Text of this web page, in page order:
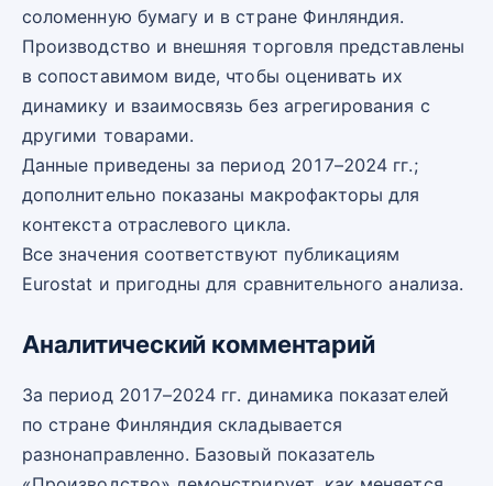
соломенную бумагу и в стране Финляндия.
Производство и внешняя торговля представлены
в сопоставимом виде, чтобы оценивать их
динамику и взаимосвязь без агрегирования с
другими товарами.
Данные приведены за период 2017–2024 гг.;
дополнительно показаны макрофакторы для
контекста отраслевого цикла.
Все значения соответствуют публикациям
Eurostat и пригодны для сравнительного анализа.
Аналитический комментарий
За период 2017–2024 гг. динамика показателей
по стране Финляндия складывается
разнонаправленно. Базовый показатель